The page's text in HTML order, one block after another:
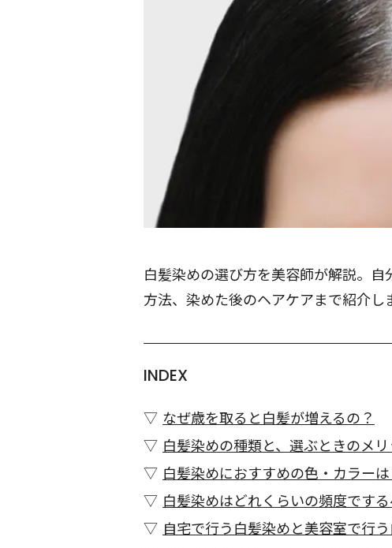
白髪染めの選び方を美容師が解説。
方法、染めた後のヘアケアまで紹介し
INDEX
なぜ歳を取ると白髪が増えるの？
白髪染めの種類と、選ぶときのメ
白髪染めにおすすめの色・カラーは
白髪染めはどれくらいの頻度でする
自宅で行う白髪染めと美容室で行